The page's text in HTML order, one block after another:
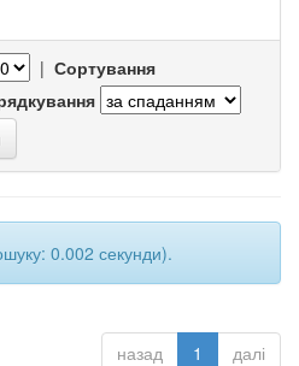
| Сортування
0.002 секунди).
назад 1 далі